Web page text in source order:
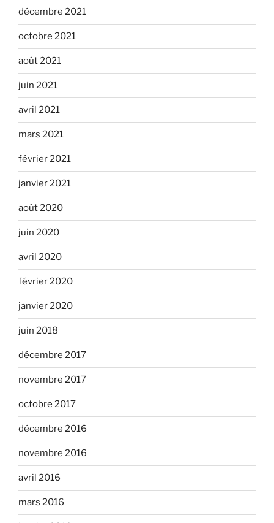
décembre 2021
octobre 2021
août 2021
juin 2021
avril 2021
mars 2021
février 2021
janvier 2021
août 2020
juin 2020
avril 2020
février 2020
janvier 2020
juin 2018
décembre 2017
novembre 2017
octobre 2017
décembre 2016
novembre 2016
avril 2016
mars 2016